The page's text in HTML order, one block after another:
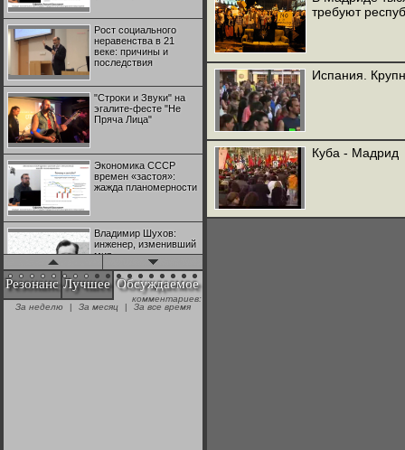
Рост социального
неравенства в 21
веке: причины и
последствия
"Строки и Звуки" на
эгалите-фесте "Не
Пряча Лица"
Экономика СССР
времен «застоя»:
жажда планомерности
Владимир Шухов:
инженер, изменивший
мир
"Аркадий Коц" на
эгалите-фесте "Не
Резонанс Лучшее Обсуждаемое
комментариев:
За неделю
| За месяц | За все время
требуют
Испания.
Куба - Мадрид